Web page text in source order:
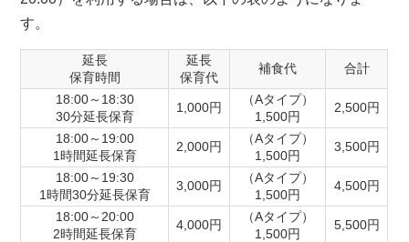
す。
延長
保育時間
延長
保育代
補食代 合計
18:00～18:30
30分延長保育
1,000円
（Aタイプ）
1,500円
2,500円
18:00～19:00
1時間延長保育
2,000円
（Aタイプ）
1,500円
3,500円
18:00～19:30
1時間30分延長保育
3,000円
（Aタイプ）
1,500円
4,500円
18:00～20:00
2時間延長保育
4,000円
（Aタイプ）
1,500円
5,500円